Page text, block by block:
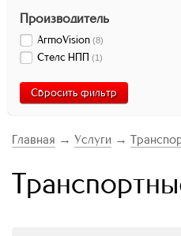
Производитель
ArmoVision (8)
Стелс НПП (1)
Сбросить фильтр
Главная → Услуги →